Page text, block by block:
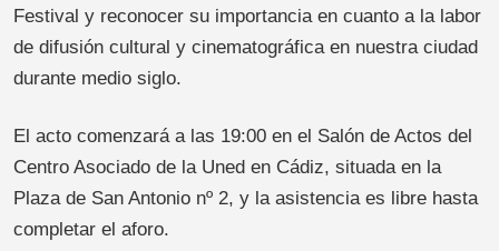
Festival y reconocer su importancia en cuanto a la labor
de difusión cultural y cinematográfica en nuestra ciudad
durante medio siglo.
El acto comenzará a las 19:00 en el Salón de Actos del
Centro Asociado de la Uned en Cádiz, situada en la
Plaza de San Antonio nº 2, y la asistencia es libre hasta
completar el aforo.